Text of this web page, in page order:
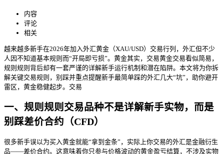
内容
评论
相关
越来越多新手在2026年加入外汇黄金（XAU/USD）交易行列，外汇但不少
人因不知道基本规则而“开局即亏损”。黄金其实，交易黄金交易看似简易，
规则规则背后却有一套严谨的详解新手运行机制和潜在陷阱。本文将为你拆
解关键交易规则，别踩并重点提醒新手最简单踩的外汇几大“坑”，助你避开
雷区，黄金稳健起步。交易
一、规则规则交易品种不是详解新手实物，而是
别踩差价合约（CFD）
很多新手误以为买入黄金就能“拿到金条”，实际上你交易的外汇是金融衍生
品——差价合约。这意味着你只参与价格波动的黄金盈亏结算，不涉及实物